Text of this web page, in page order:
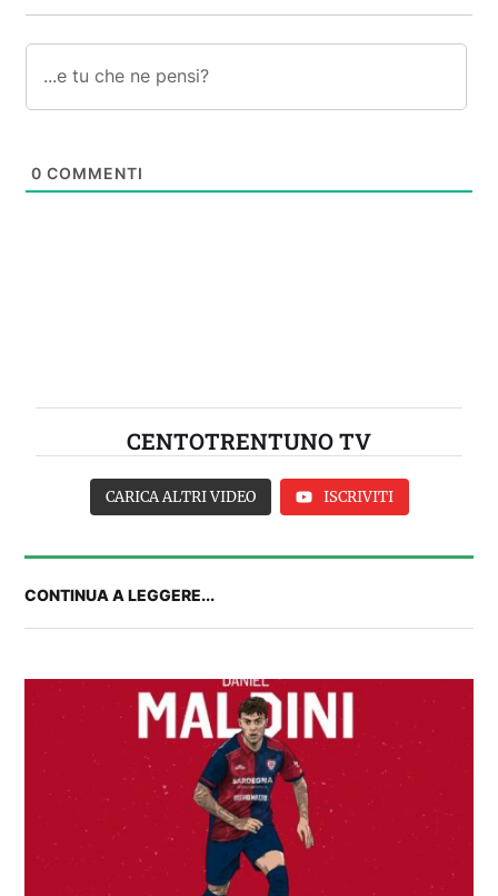
0 COMMENTI
CENTOTRENTUNO TV
2° TROFEO RIVA | IL POST-PARTITA: commenta
con noi il match tra Cagliari e Nizza
CARICA ALTRI VIDEO ISCRIVITI
CONTINUA A LEGGERE...